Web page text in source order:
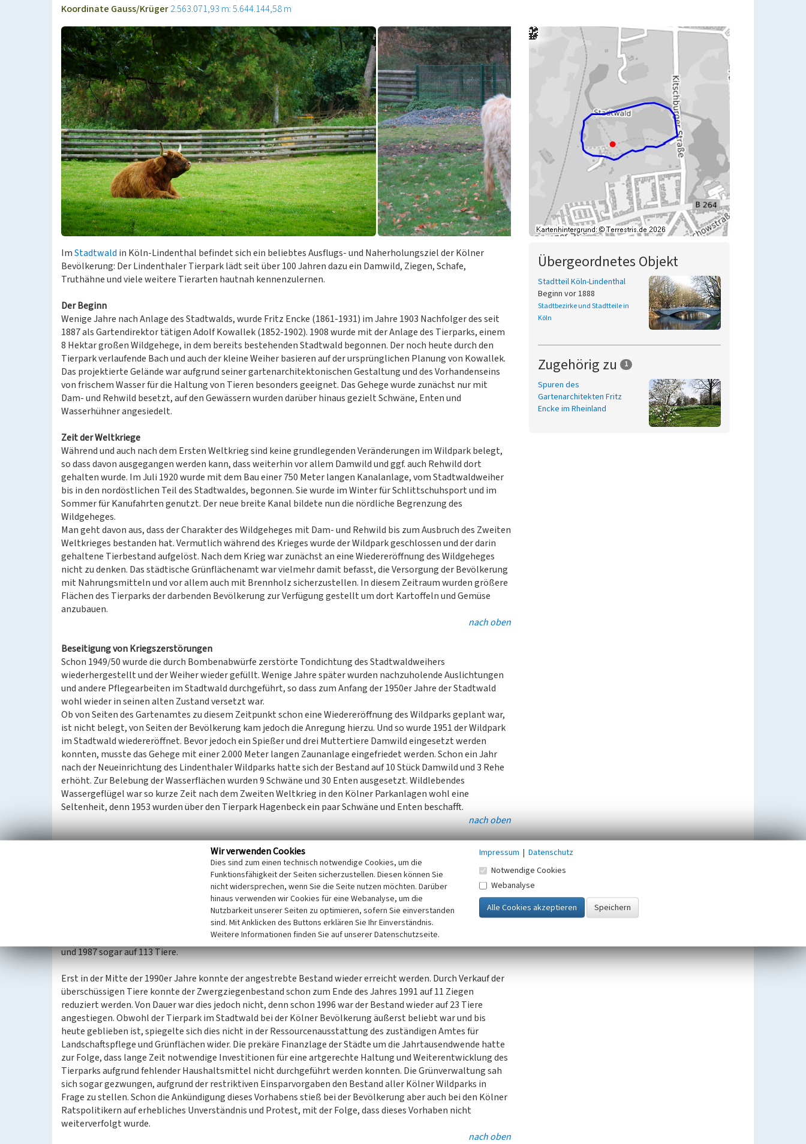
Koordinate Gauss/Krüger2.563.071,93 m: 5.644.144,58 m
ImStadtwald in Köln-Lindenthal befindet sich ein beliebtes Ausflugs- und Naherholungsziel der Kölner
Bevölkerung: Der Lindenthaler Tierpark lädt seit über 100 Jahren dazu ein Damwild, Ziegen, Schafe,
Truthähne und viele weitere Tierarten hautnah kennenzulernen.
Der Beginn
Wenige Jahre nach Anlage des Stadtwalds, wurde Fritz Encke (1861-1931) im Jahre 1903 Nachfolger des seit
1887 als Gartendirektor tätigen Adolf Kowallek (1852-1902). 1908 wurde mit der Anlage des Tierparks, einem
8 Hektar großen Wildgehege, in dem bereits bestehenden Stadtwald begonnen. Der noch heute durch den
Tierpark verlaufende Bach und auch der kleine Weiher basieren auf der ursprünglichen Planung von Kowallek.
Das projektierte Gelände war aufgrund seiner gartenarchitektonischen Gestaltung und des Vorhandenseins
von frischem Wasser für die Haltung von Tieren besonders geeignet. Das Gehege wurde zunächst nur mit
Dam- und Rehwild besetzt, auf den Gewässern wurden darüber hinaus gezielt Schwäne, Enten und
Wasserhühner angesiedelt.
Zeit der Weltkriege
Während und auch nach dem Ersten Weltkrieg sind keine grundlegenden Veränderungen im Wildpark belegt,
so dass davon ausgegangen werden kann, dass weiterhin vor allem Damwild und ggf. auch Rehwild dort
gehalten wurde. Im Juli 1920 wurde mit dem Bau einer 750 Meter langen Kanalanlage, vom Stadtwaldweiher
bis in den nordöstlichen Teil des Stadtwaldes, begonnen. Sie wurde im Winter für Schlittschuhsport und im
Sommer für Kanufahrten genutzt. Der neue breite Kanal bildete nun die nördliche Begrenzung des
Wildgeheges.
Man geht davon aus, dass der Charakter des Wildgeheges mit Dam- und Rehwild bis zum Ausbruch des Zweiten
Weltkrieges bestanden hat. Vermutlich während des Krieges wurde der Wildpark geschlossen und der darin
gehaltene Tierbestand aufgelöst. Nach dem Krieg war zunächst an eine Wiedereröffnung des Wildgeheges
nicht zu denken. Das städtische Grünflächenamt war vielmehr damit befasst, die Versorgung der Bevölkerung
mit Nahrungsmitteln und vor allem auch mit Brennholz sicherzustellen. In diesem Zeitraum wurden größere
Flächen des Tierparks der darbenden Bevölkerung zur Verfügung gestellt um dort Kartoffeln und Gemüse
anzubauen.
nach oben
Beseitigung von Kriegszerstörungen
Schon 1949/50 wurde die durch Bombenabwürfe zerstörte Tondichtung des Stadtwaldweihers
wiederhergestellt und der Weiher wieder gefüllt. Wenige Jahre später wurden nachzuholende Auslichtungen
und andere Pflegearbeiten im Stadtwald durchgeführt, so dass zum Anfang der 1950er Jahre der Stadtwald
wohl wieder in seinen alten Zustand versetzt war.
Ob von Seiten des Gartenamtes zu diesem Zeitpunkt schon eine Wiedereröffnung des Wildparks geplant war,
ist nicht belegt, von Seiten der Bevölkerung kam jedoch die Anregung hierzu. Und so wurde 1951 der Wildpark
im Stadtwald wiedereröffnet. Bevor jedoch ein Spießer und drei Muttertiere Damwild eingesetzt werden
konnten, musste das Gehege mit einer 2.000 Meter langen Zaunanlage eingefriedet werden. Schon ein Jahr
nach der Neueinrichtung des Lindenthaler Wildparks hatte sich der Bestand auf 10 Stück Damwild und 3 Rehe
erhöht. Zur Belebung der Wasserflächen wurden 9 Schwäne und 30 Enten ausgesetzt. Wildlebendes
Wassergeflügel war so kurze Zeit nach dem Zweiten Weltkrieg in den Kölner Parkanlagen wohl eine
Seltenheit, denn 1953 wurden über den Tierpark Hagenbeck ein paar Schwäne und Enten beschafft.
nach oben
Der Wildpark muss in den ersten Jahren nach Wiedereröffnung regen Zulauf gefunden haben, denn ein privater
Unternehmer bot schon ab 1961, die sehr beliebten Ponyrundfahrten für Kinder am Eingang des Wildgeheges
an. Um die Attraktivität des Tierparks langfristig zu erhalten, wurde festgelegt, dass ein Grundbestand an
Tieren, die sich jährlich jeweils um die Nachzucht vermehren, von 4 Ponys, 20–25 Damwild und 30 Ziegen
Dieses Ziel wurde jedoch nicht erreicht, und schon 1985 gab es 63 Damwild, 27 Ziegen, 5 Ponys und sogar noch
zusätzlich 2 Pferdefohlen neben dem sonstigen Geflügel. Der Bestand an Damwild steigerte sich 1986 auf 86
und 1987 sogar auf 113 Tiere.
Erst in der Mitte der 1990er Jahre konnte der angestrebte Bestand wieder erreicht werden. Durch Verkauf der
überschüssigen Tiere konnte der Zwergziegenbestand schon zum Ende des Jahres 1991 auf 11 Ziegen
reduziert werden. Von Dauer war dies jedoch nicht, denn schon 1996 war der Bestand wieder auf 23 Tiere
angestiegen. Obwohl der Tierpark im Stadtwald bei der Kölner Bevölkerung äußerst beliebt war und bis
heute geblieben ist, spiegelte sich dies nicht in der Ressourcenausstattung des zuständigen Amtes für
Landschaftspflege und Grünflächen wider. Die prekäre Finanzlage der Städte um die Jahrtausendwende hatte
zur Folge, dass lange Zeit notwendige Investitionen für eine artgerechte Haltung und Weiterentwicklung des
Tierparks aufgrund fehlender Haushaltsmittel nicht durchgeführt werden konnten. Die Grünverwaltung sah
sich sogar gezwungen, aufgrund der restriktiven Einsparvorgaben den Bestand aller Kölner Wildparks in
Frage zu stellen. Schon die Ankündigung dieses Vorhabens stieß bei der Bevölkerung aber auch bei den Kölner
Ratspolitikern auf erhebliches Unverständnis und Protest, mit der Folge, dass dieses Vorhaben nicht
weiterverfolgt wurde.
nach oben
Übergeordnetes Objekt
Stadtteil Köln-Lindenthal
Beginn vor 1888
Stadtbezirke und Stadtteile in
Köln
Zugehörig zu 1
Spuren des
Gartenarchitekten Fritz
Encke im Rheinland
Wir verwenden Cookies
Dies sind zum einen technisch notwendige Cookies, um die
Funktionsfähigkeit der Seiten sicherzustellen. Diesen können Sie
nicht widersprechen, wenn Sie die Seite nutzen möchten. Darüber
hinaus verwenden wir Cookies für eine Webanalyse, um die
Nutzbarkeit unserer Seiten zu optimieren, sofern Sie einverstanden
sind. Mit Anklicken des Buttons erklären Sie Ihr Einverständnis.
Weitere Informationen finden Sie auf unserer Datenschutzseite.
Impressum | Datenschutz
Notwendige Cookies
Webanalyse